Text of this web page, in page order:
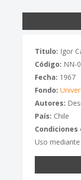
Titulo: Igor
Código: NN-
Fecha: 1967
Fondo:
Autores:
País: Chile
Uso